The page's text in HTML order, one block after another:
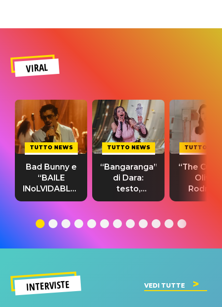
VIRAL
TUTTO NEWS
Bad Bunny e
“BAILE
INoLVIDABLE”:
testo,
significato
TUTTO NEWS
“Bangaranga”
di Dara:
testo,
traduzione e
del singolo
TUTTO
“The
Olivia
testo,
INTERVISTE VEDI TUTTE